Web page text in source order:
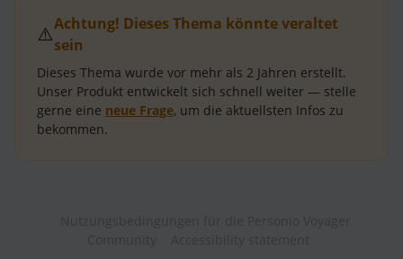
⚠️Achtung! Dieses Thema könnte veraltet
sein
Dieses Thema wurde vor mehr als 2 Jahren erstellt.
Unser Produkt entwickelt sich schnell weiter — stelle
gerne eine neue Frage, um die aktuellsten Infos zu
bekommen.